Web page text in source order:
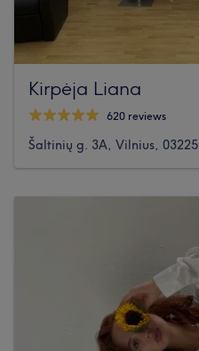
Kirpėja Liana
620 reviews
Šaltinių g. 3A, Vilnius, 03225